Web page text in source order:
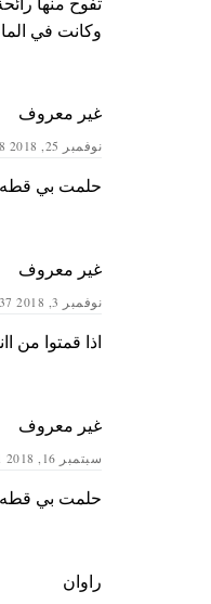
وكانت في
غير معروف
نوفمبر 25, 2018 AT 10:58 م
حلمت بي قطه
غير معروف
نوفمبر 3, 2018 AT 7:37 ص
اذا قمتوا من
غير معروف
سبتمبر 16, 2018 AT 7:51 م
حلمت بي قطه
راوان